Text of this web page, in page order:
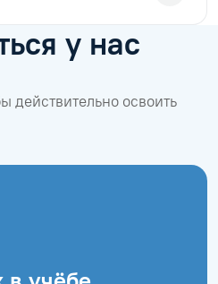
у нас
действительно освоить